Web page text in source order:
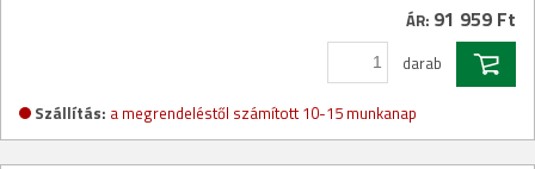
ÁR: 91 959 Ft
darab
Szállítás: a megrendeléstől számított 10-15 munkanap